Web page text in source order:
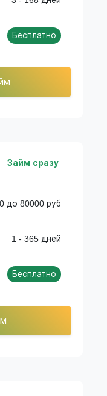
Бесплатно
Займ сразу
до 80000 руб
1 - 365 дней
Бесплатно